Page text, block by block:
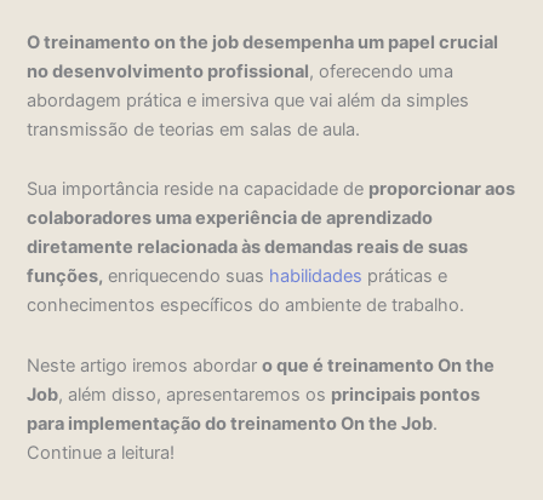
O treinamento on the job desempenha um papel crucial
no desenvolvimento profissional, oferecendo uma
abordagem prática e imersiva que vai além da simples
transmissão de teorias em salas de aula.
Sua importância reside na capacidade de proporcionar aos
colaboradores uma experiência de aprendizado
diretamente relacionada às demandas reais de suas
funções, enriquecendo suas habilidades práticas e
conhecimentos específicos do ambiente de trabalho.
Neste artigo iremos abordaro que é treinamento On the
Job, além disso, apresentaremos os principais pontos
para implementação do treinamento On the Job.
Continue a leitura!